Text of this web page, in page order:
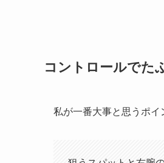
コントロールでた
私が一番大事と思うポイ